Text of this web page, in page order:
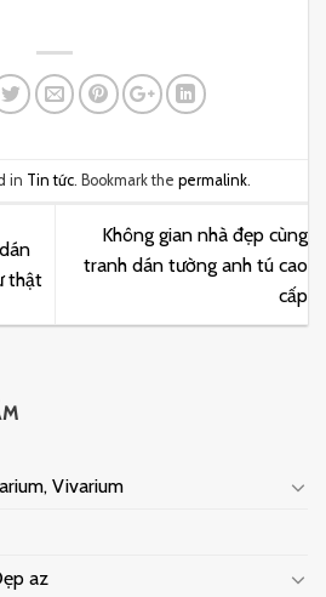
in Tin tức. Bookmark the permalink.
thật
Không gian nhà đẹp cùng
tranh dán tường anh tú cao
cấp
Vivarium
az